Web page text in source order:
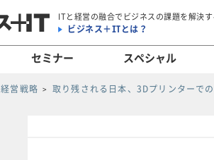
ITと経営の融合でビジネスの課題を解決す
ビジネス＋ITとは？
セミナー スペシャル
経営戦略 取り残される日本、3Dプリンターで